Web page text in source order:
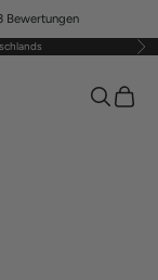
Bewertungen
Vor
Suchen